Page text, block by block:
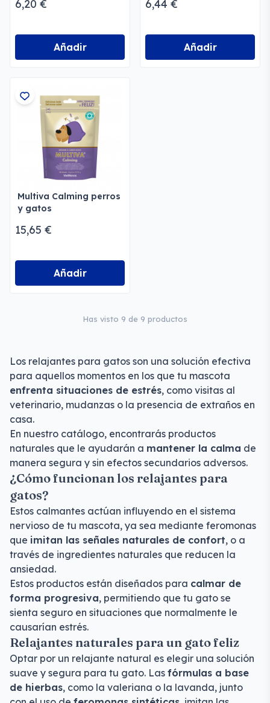
6,20 €
Añadir
6,44 €
Añadir
Multiva Calming perros
y gatos
15,65 €
Añadir
Has visto 9 de 9 productos
Los relajantes para gatos son una solución efectiva
para aquellos momentos en los que tu mascota
enfrenta situaciones de estrés, como visitas al
veterinario, mudanzas o la presencia de extraños en
casa.
En nuestro catálogo, encontrarás productos
naturales que le ayudarán a mantener la calma de
manera segura y sin efectos secundarios adversos.
¿Cómo funcionan los relajantes para
gatos?
Estos calmantes actúan influyendo en el sistema
nervioso de tu mascota, ya sea mediante feromonas
que imitan las señales naturales de confort, o a
través de ingredientes naturales que reducen la
ansiedad.
Estos productos están diseñados para calmar de
forma progresiva, permitiendo que tu gato se
sienta seguro en situaciones que normalmente le
causarían estrés.
Relajantes naturales para un gato feliz
Optar por un relajante natural es elegir una solución
suave y segura para tu gato. Las fórmulas a base
de hierbas, como la valeriana o la lavanda, junto